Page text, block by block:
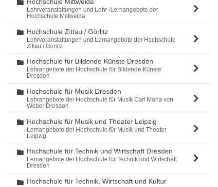
Ordner
Hochschule Mittweida
Lehrveranstaltungen und Lehr-/Lernangebote der
Hochschule Mittweida
Ordner
Hochschule Zittau / Görlitz
Lehrveranstaltungen und Lernangebote der Hochschule
Zittau / Görlitz
Ordner
Hochschule für Bildende Künste Dresden
Lehrangebote der Hochschule für Bildende Künste
Dresden
Ordner
Hochschule für Musik Dresden
Lehrangebote der Hochschule für Musik Carl Maria von
Weber Dresden
Ordner
Hochschule für Musik und Theater Leipzig
Lernangebote der Hochschule für Musik und Theater
Leipzig
Ordner
Hochschule für Technik und Wirtschaft Dresden
Lernangebote der Hochschule für Technik und Wirtschaft
Dresden
Ordner
Hochschule für Technik, Wirtschaft und Kultur